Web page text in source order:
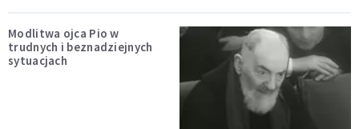
Modlitwa ojca Pio w
trudnych i beznadziejnych
sytuacjach